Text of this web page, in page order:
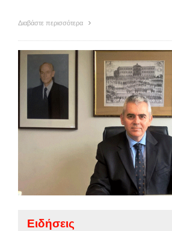
Διαβάστε περισσότερα
Ειδήσεις